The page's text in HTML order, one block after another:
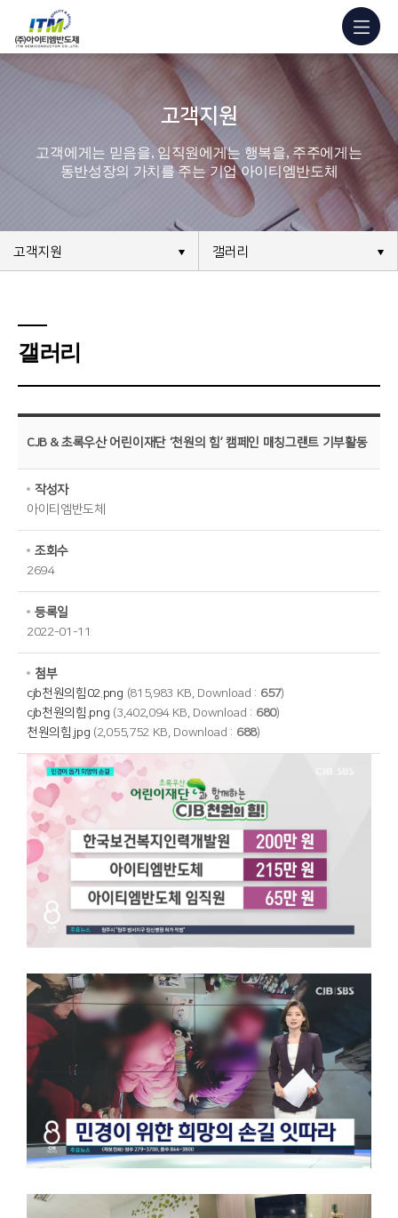
고객지원
고객에게는 믿음을, 임직원에게는 행복을, 주주에게는
동반성장의 가치를 주는 기업 아이티엠반도체
고객지원 갤러리
갤러리
CJB & 초록우산 어린이재단 ‘천원의 힘’ 캠페인 매칭그랜트 기부활동
작성자
아이티엠반도체
조회수
2694
등록일
2022-01-11
첨부
cjb천원의힘02.png (815,983 KB, Download : 657)
cjb천원의힘.png (3,402,094 KB, Download : 680)
천원의힘.jpg (2,055,752 KB, Download : 688)